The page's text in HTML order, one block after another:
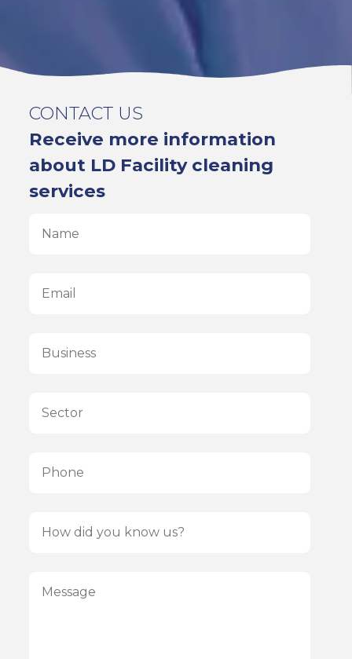
CONTACT US
Receive more information
about LD Facility cleaning
services